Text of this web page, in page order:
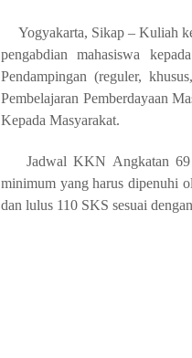
Yogyakarta, Sikap –Kuliah
pengabdian mahasiswa
Pendampingan (reguler,
Pembelajaran Pemberdayaan
Kepada Masyarakat.
Jadwal KKN Angkatan 69
minimum yang harus dipenuhi
dan lulus 110 SKS sesuai